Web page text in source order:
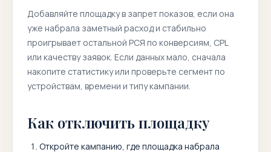
Добавляйте площадку в запрет показов, если она
уже набрала заметный расход и стабильно
проигрывает остальной РСЯ по конверсиям, CPL
или качеству заявок. Если данных мало, сначала
накопите статистику или проверьте сегмент по
устройствам, времени и типу кампании.
Как отключить площадку
Откройте кампанию, где площадка набрала